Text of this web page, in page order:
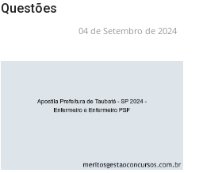
Questões
04 de Setembro de 2024